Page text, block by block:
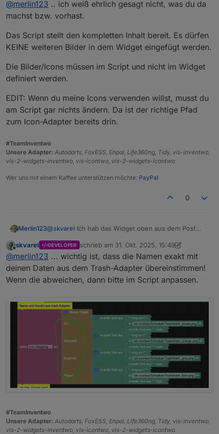
Wenn ich in einem Image-Widget das Bild auswähle
sieht das so aus:
ziehe), dann Inhaltstyp Bild auswähle, dann über die
Auswahl das Icon auswähle sieht es so aus:
Das wird also da auch nicht dargestellt.
Vermutlich aus dem gleichen Grund klappt es mit
@merlin123 .. ich weiß ehrlich gesagt nicht, was du da
machst bzw. vorhast.
Das Script stellt den kompletten Inhalt bereit. Es dürfen
KEINE weiteren Bilder in dem Widget eingefügt werden.
Die Bilder/Icons müssen im Script und nicht im Widget
definiert werden.
EDIT: Wenn du meine Icons verwenden willst, musst du
am Script gar nichts ändern. Da ist der richtige Pfad
zum Icon-Adapter bereits drin.
#TeamInventwo
Unsere Adapter: Autodarts, FoxESS, Enpal, Life360ng, Tidy, vis-inventwo,
vis-2-widgets-inventwo, vis-icontwo, vis-2-widgets-icontwo
Wer uns mit einem Kaffee unterstützen möchte: PayPal
0
Merlin123@skvarel Ich hab das Widget oben aus dem Post
Ich denke, das ist irgendwas mit den Pfaden.
Wenn ich in einem Image-Widget das Bild auswähle
sieht das so aus:
Das bild wird dann angezeigt.
Wenn ich euer Widget nehme (also neu in die View
ziehe), dann Inhaltstyp Bild auswähle, dann über die
Auswahl das Icon auswähle sieht es so aus:
Das wird also da auch nicht dargestellt.
Vermutlich aus dem gleichen Grund klappt es mit
dem Script auch nicht.
Online
skvarel DEVELOPER schrieb am 31. Okt. 2025, 15:49
zuletzt editiert von skvarel
@merlin123 ... wichtig ist, dass die Namen exakt mit
deinen Daten aus dem Trash-Adapter übereinstimmen!
Wenn die abweichen, dann bitte im Script anpassen.
#TeamInventwo
Unsere Adapter: Autodarts, FoxESS, Enpal, Life360ng, Tidy, vis-inventwo,
vis-2-widgets-inventwo, vis-icontwo, vis-2-widgets-icontwo